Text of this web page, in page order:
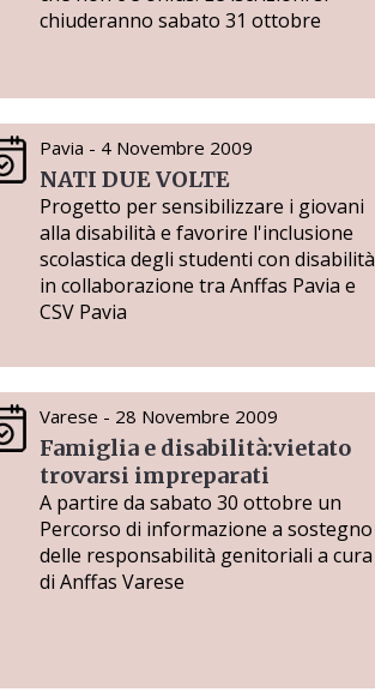
chiuderanno sabato 31 ottobre
Pavia - 4 Novembre 2009
NATI DUE VOLTE
Progetto per sensibilizzare i giovani
alla disabilità e favorire l'inclusione
scolastica degli studenti con disabilità
in collaborazione tra Anffas Pavia e
CSV Pavia
Varese - 28 Novembre 2009
Famiglia e disabilità:vietato
trovarsi impreparati
A partire da sabato 30 ottobre un
Percorso di informazione a sostegno
delle responsabilità genitoriali a cura
di Anffas Varese